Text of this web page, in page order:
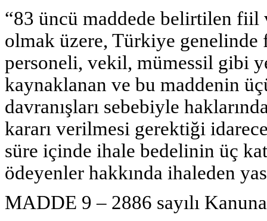
“83 üncü maddede belirtilen fiil
olmak üzere, Türkiye
personeli, vekil, mümessil gibi
kaynaklanan ve bu maddenin
davranışları sebebiyle
kararı verilmesi gerektiği
süre içinde ihale bedelinin üç
ödeyenler hakkında ihaleden
MADDE 9 – 2886 sayılı